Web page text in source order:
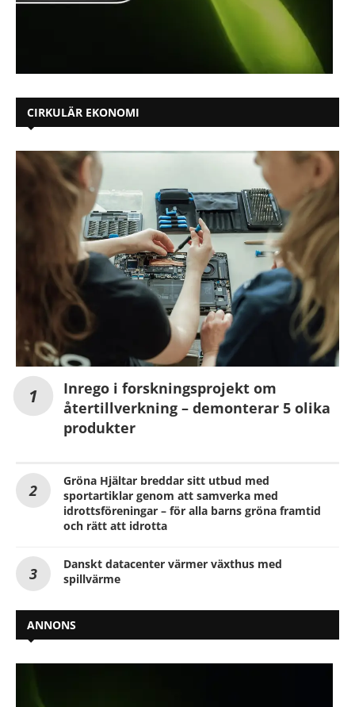
CIRKULÄR EKONOMI
Inrego i forskningsprojekt om
återtillverkning – demonterar 5 olika
produkter
Gröna Hjältar breddar sitt utbud med
sportartiklar genom att samverka med
idrottsföreningar – för alla barns gröna framtid
och rätt att idrotta
Danskt datacenter värmer växthus med
spillvärme
ANNONS